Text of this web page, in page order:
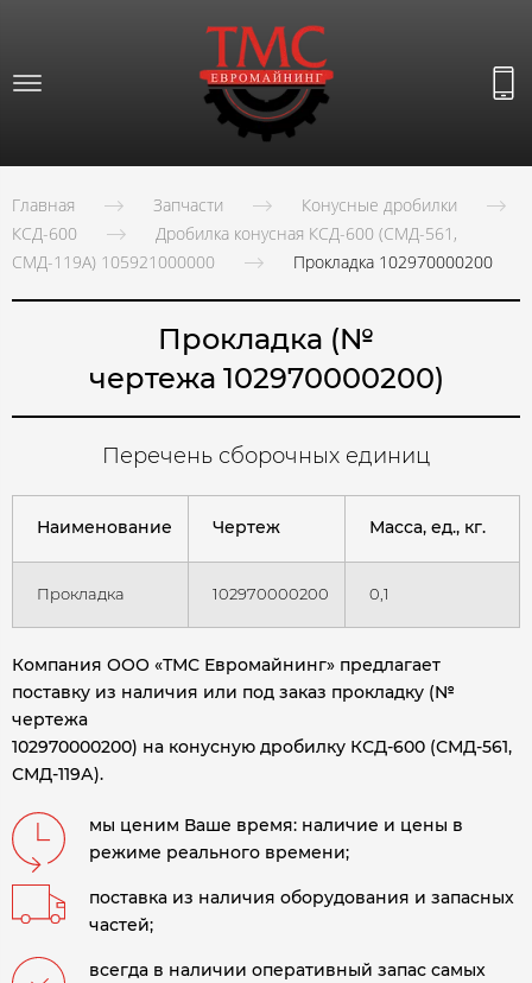
Главная Запчасти
Конусные дробилки
КСД-600
Дробилка конусная КСД-600 (СМД-561,
СМД-119А) 105921000000
Прокладка 102970000200
Прокладка (№
чертежа 102970000200)
Перечень сборочных единиц
Наименование Чертеж Масса, ед., кг.
Прокладка 102970000200 0,1
Компания ООО «ТМС Евромайнинг» предлагает
поставку из наличия или под заказ прокладку (№
чертежа
102970000200) на конусную дробилку КСД-600 (СМД-561,
СМД-119А).
мы ценим Ваше время: наличие и цены в
режиме реального времени;
поставка из наличия оборудования и запасных
частей;
всегда в наличии оперативный запас самых